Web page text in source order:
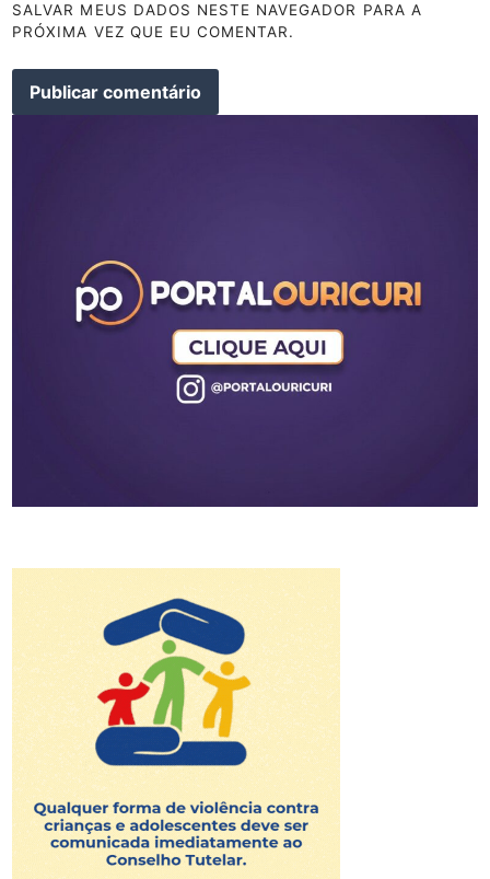
SALVAR MEUS DADOS NESTE NAVEGADOR PARA A
PRÓXIMA VEZ QUE EU COMENTAR.